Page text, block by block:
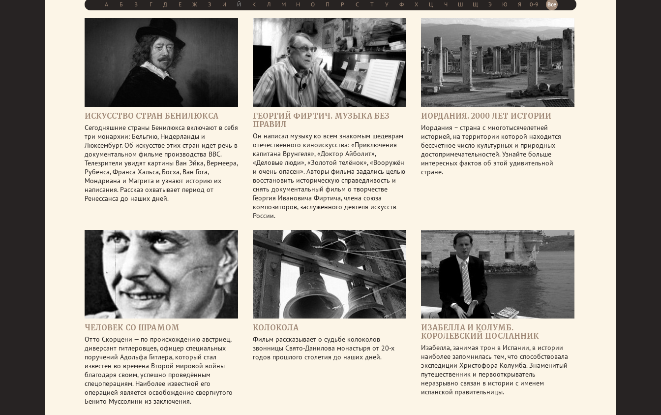
А Б В Г Д Е Ж З И Й К Л М Н О П Р С Т У Ф Х Ц Ч Ш Щ Э Ю Я 0-9 Все
ИСКУССТВО СТРАН БЕНИЛЮКСА
Сегодняшние страны Бенилюкса включают в себя
три монархии: Бельгию, Нидерланды и
Люксембург. Об искусстве этих стран идет речь в
документальном фильме производства ВВС.
Телезрители увидят картины Ван Эйка, Вермеера,
Рубенса, Франса Хальса, Босха, Ван Гога,
Мондриана и Магрита и узнают историю их
написания. Рассказ охватывает период от
Ренессанса до наших дней.
ГЕОРГИЙ ФИРТИЧ. МУЗЫКА БЕЗ
ПРАВИЛ
Он написал музыку ко всем знакомым шедеврам
отечественного киноискусства: «Приключения
капитана Врунгеля», «Доктор Айболит»,
«Деловые люди», «Золотой телёнок», «Вооружён
и очень опасен». Авторы фильма задались целью
восстановить историческую справедливость и
снять документальный фильм о творчестве
Георгия Ивановича Фиртича, члена союза
композиторов, заслуженного деятеля искусств
России.
ИОРДАНИЯ. 2000 ЛЕТ ИСТОРИИ
Иордания – страна с многотысячелетней
историей, на территории которой находится
бессчетное число культурных и природных
достопримечательностей. Узнайте больше
интересных фактов об этой удивительной
стране.
ЧЕЛОВЕК СО ШРАМОМ
Отто Скорцени — по происхождению австриец,
диверсант гитлеровцев, офицер специальных
поручений Адольфа Гитлера, который стал
известен во времена Второй мировой войны
благодаря своим, успешно проведённым
спецоперациям. Наиболее известной его
операцией является освобождение свергнутого
Бенито Муссолини из заключения.
КОЛОКОЛА
Фильм рассказывает о судьбе колоколов
звонницы Свято-Данилова монастыря от 20-х
годов прошлого столетия до наших дней.
ИЗАБЕЛЛА И КОЛУМБ.
КОРОЛЕВСКИЙ ПОСЛАННИК
Изабелла, занимая трон в Испании, в истории
наиболее запомнилась тем, что способствовала
экспедиции Христофора Колумба. Знаменитый
путешественник и первооткрыватель
неразрывно связан в истории с именем
испанской правительницы.